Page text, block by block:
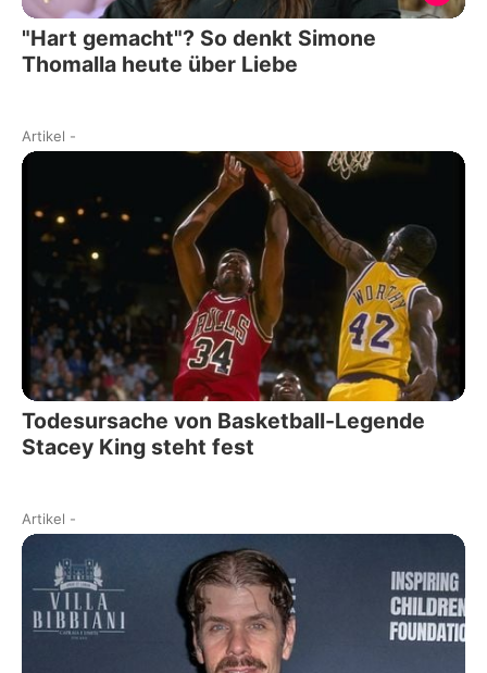
"Hart gemacht"? So denkt Simone
Thomalla heute über Liebe
Artikel -
Todesursache von Basketball-Legende
Stacey King steht fest
Artikel -